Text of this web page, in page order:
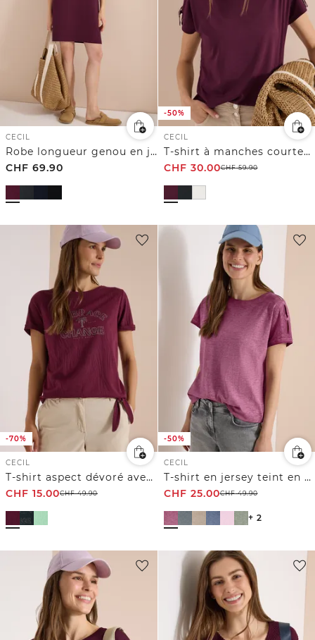
CECIL
Robe longueur genou en jersey
CHF 69.90
-50%
CECIL
T-shirt à manches courtes avec détail de boucle
CHF 30.00CHF59.90
-70%
CECIL
T-shirt aspect dévoré avec imprimé
CHF 15.00CHF49.90
-50%
CECIL
T-shirt en jersey teint en pièce effet délavé
CHF 25.00CHF49.90
+ 2